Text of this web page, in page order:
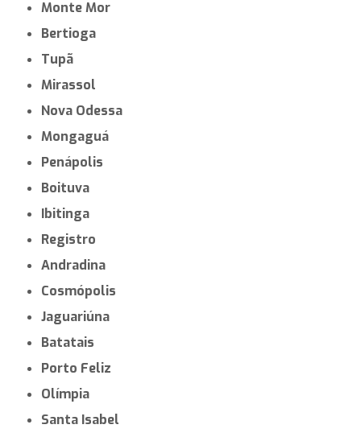
Monte Mor
Bertioga
Tupã
Mirassol
Nova Odessa
Mongaguá
Penápolis
Boituva
Ibitinga
Registro
Andradina
Cosmópolis
Jaguariúna
Batatais
Porto Feliz
Olímpia
Santa Isabel